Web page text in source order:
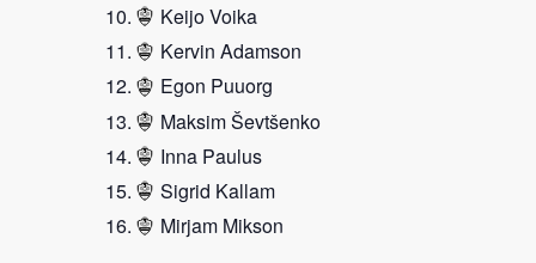
Keijo Voika
Kervin Adamson
Egon Puuorg
Maksim Ševtšenko
Inna Paulus
Sigrid Kallam
Mirjam Mikson